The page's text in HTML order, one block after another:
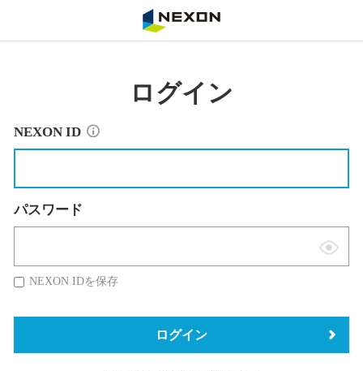
ログイン
NEXON ID
パスワード
表
替
NEXON IDを保存
ログイン